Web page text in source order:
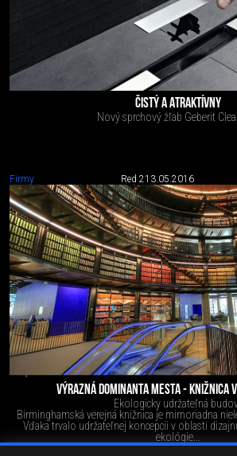
ČISTÝ A ATRAKTÍVNY
Nový sprchový žľab Geberit
Firmy Red 213.05.2016
VÝRAZNÁ DOMINANTA MESTA - KNIŽNICA
Ekologicky udržateľná
Birminghamská verejná knižnica je mimoriadna
Vďaka trvalo udržateľnej koncepcii v oblasti
ekológie...